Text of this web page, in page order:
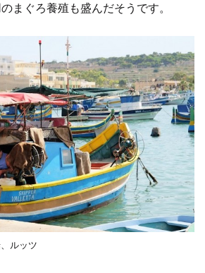
まぐろ養殖も盛んだそうです。
ルッツ